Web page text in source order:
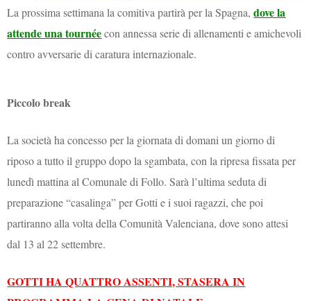
La prossima settimana la comitiva partirà per la Spagna,dove la
attende una tournéecon annessa serie di allenamenti e amichevoli
contro avversarie di caratura internazionale.
Piccolo break
La società ha concesso per la giornata di domani un giorno di
riposo a tutto il gruppo dopo la sgambata, con la ripresa fissata per
lunedì mattina al Comunale di Follo. Sarà l’ultima seduta di
preparazione “casalinga” per Gotti e i suoi ragazzi, che poi
partiranno alla volta della Comunità Valenciana, dove sono attesi
dal 13 al 22 settembre.
GOTTI HA QUATTRO ASSENTI, STASERA IN